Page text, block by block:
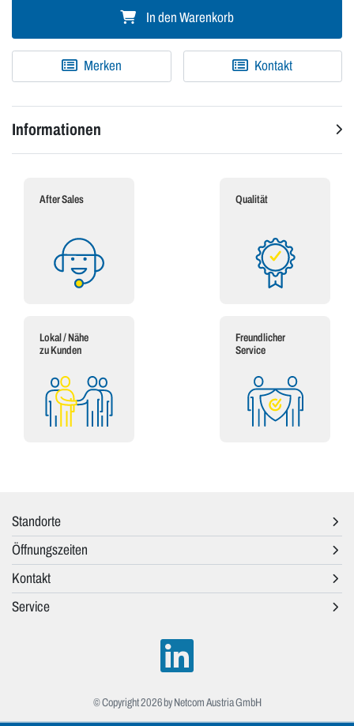
In den Warenkorb
Merken Kontakt
Informationen
After Sales Qualität
Lokal / Nähe
zu Kunden
Freundlicher
Service
Standorte
Öffnungszeiten
Kontakt
Service
© Copyright 2026 by Netcom Austria GmbH